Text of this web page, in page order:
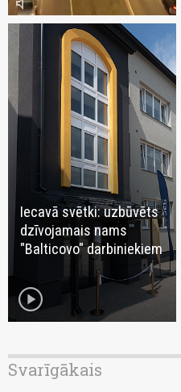
Iecavā svētki: uzbūvēts
dzīvojamais nams
"Balticovo" darbiniekiem
play_circle
Svarīgākais